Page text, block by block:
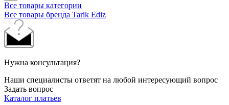
Все товары категории
Все товары бренда Tarik Ediz
Нужна консультация?
Наши специалисты ответят на любой интересующий вопрос
Задать вопрос
Каталог платьев